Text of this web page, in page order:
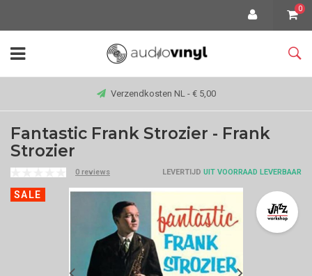
0
Verzendkosten NL - € 5,00
Fantastic Frank Strozier - Frank
Strozier
0 reviews LEVERTIJD UIT VOORRAAD LEVERBAAR
SALE